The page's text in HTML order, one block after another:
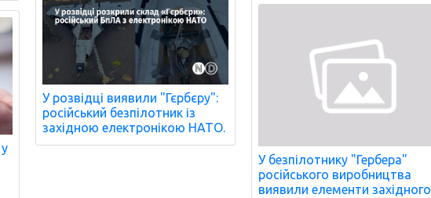
У розвідці виявили "Гєрбєру":
російський безпілотник із
західною електронікою НАТО.
У безпілотнику "Гербера"
російського виробництва
виявили елементи західного